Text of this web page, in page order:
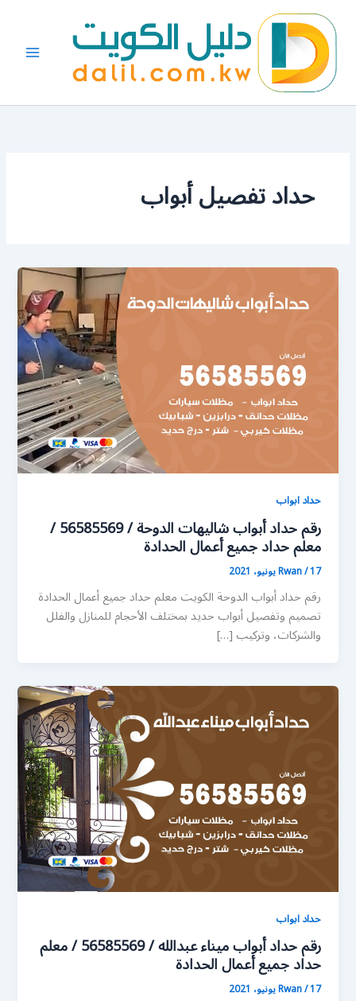
المحتوى
حداد تفصيل أبواب
حداد ابواب
رقم حداد أبواب شاليهات الدوحة / 56585569 /
معلم حداد جميع أعمال الحدادة
Rwan/17 يونيو، 2021
رقم حداد أبواب الدوحة الكويت معلم حداد جميع أعمال الحدادة
تصميم وتفصيل أبواب حديد بمختلف الأحجام للمنازل والفلل
والشركات، وتركيب […]
حداد ابواب
رقم حداد أبواب ميناء عبدالله / 56585569 / معلم
حداد جميع أعمال الحدادة
Rwan/17 يونيو، 2021